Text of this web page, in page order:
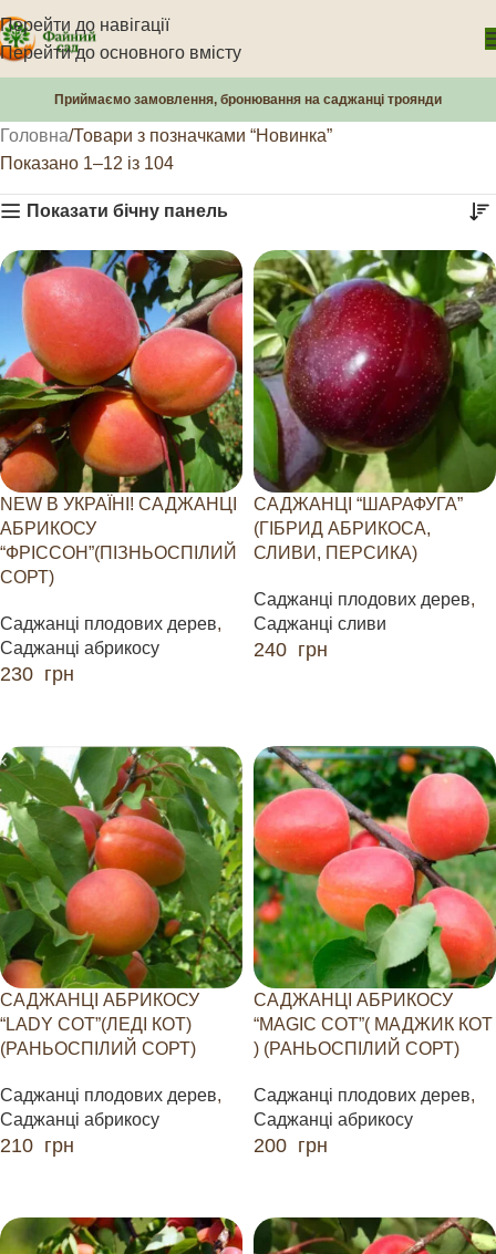
Перейти до навігації
Перейти до основного вмісту
Приймаємо замовлення, бронювання на саджанці троянди
Головна Товари з позначками “Новинка”
Показано 1–12 із 104
Показати бічну панель
NEW В УКРАЇНІ! САДЖАНЦІ
АБРИКОСУ
“ФРІССОН”(ПІЗНЬОСПІЛИЙ
СОРТ)
Саджанці плодових дерев,
Саджанці абрикосу
230 грн
САДЖАНЦІ “ШАРАФУГА”
(ГІБРИД АБРИКОСА,
СЛИВИ, ПЕРСИКА)
Саджанці плодових дерев,
Саджанці сливи
240 грн
САДЖАНЦІ АБРИКОСУ
“LADY COT”(ЛЕДІ КОТ)
(РАНЬОСПІЛИЙ СОРТ)
Саджанці плодових дерев,
Саджанці абрикосу
210 грн
САДЖАНЦІ АБРИКОСУ
“MAGIC СOT”( МАДЖИК КОТ
) (РАНЬОСПІЛИЙ СОРТ)
Саджанці плодових дерев,
Саджанці абрикосу
200 грн